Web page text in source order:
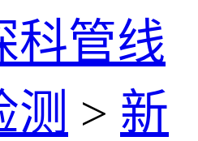
科管线
测 > 新